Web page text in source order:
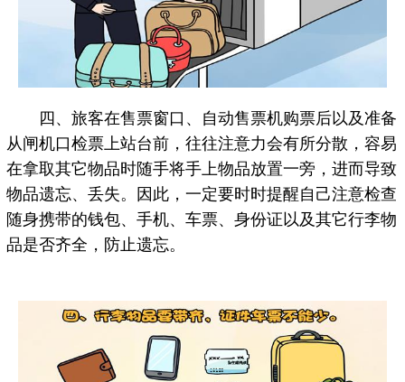
四、旅客在售票窗口、自动售票机购票后以及准备
从闸机口检票上站台前，往往注意力会有所分散，容易
在拿取其它物品时随手将手上物品放置一旁，进而导致
物品遗忘、丢失。因此，一定要时时提醒自己注意检查
随身携带的钱包、手机、车票、身份证以及其它行李物
品是否齐全，防止遗忘。